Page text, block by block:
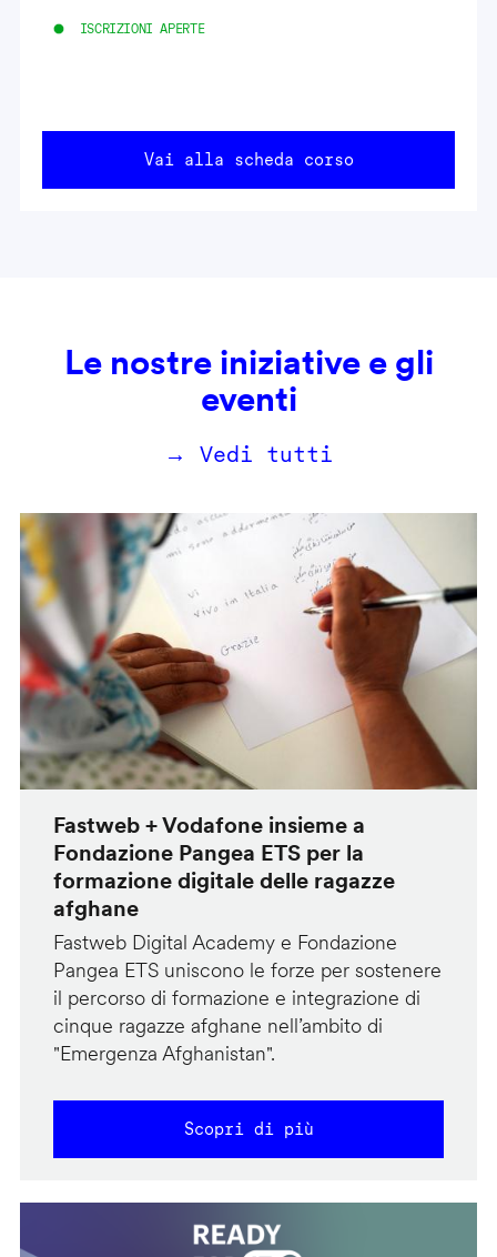
ISCRIZIONI APERTE
Vai alla scheda corso
Le nostre iniziative e gli
eventi
→ Vedi tutti
Fastweb + Vodafone insieme a
Fondazione Pangea ETS per la
formazione digitale delle ragazze
afghane
Fastweb Digital Academy e Fondazione
Pangea ETS uniscono le forze per sostenere
il percorso di formazione e integrazione di
cinque ragazze afghane nell’ambito di
"Emergenza Afghanistan".
Scopri di più